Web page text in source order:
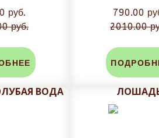
руб.
руб.
790.00
2010.00
ВОДА